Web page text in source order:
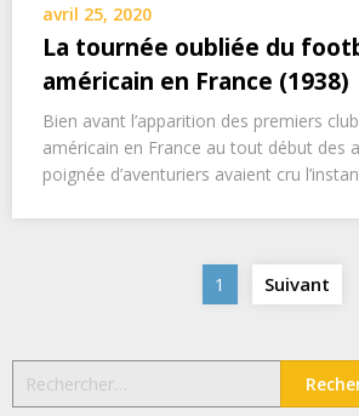
avril 25, 2020
La tournée oubliée du
américain en France (1938)
Bien avant l’apparition des premiers
américain en France au tout début des
poignée d’aventuriers avaient cru
1 Suivant
Rechercher :